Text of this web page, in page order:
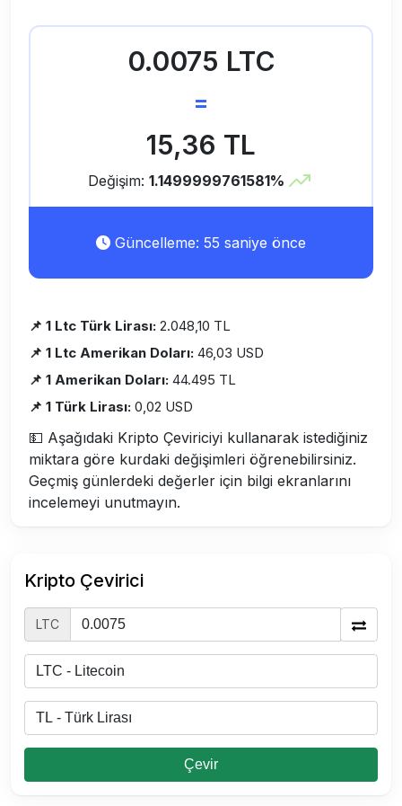
0.0075 LTC
=
15,36 TL
Değişim: 1.1499999761581%
Güncelleme: 55 saniye önce
📌 1 Ltc Türk Lirası: 2.048,10 TL
📌 1 Ltc Amerikan Doları: 46,03 USD
📌 1 Amerikan Doları: 44.495 TL
📌 1 Türk Lirası: 0,02 USD
💵 Aşağıdaki Kripto Çeviriciyi kullanarak istediğiniz
miktara göre kurdaki değişimleri öğrenebilirsiniz.
Geçmiş günlerdeki değerler için bilgi ekranlarını
incelemeyi unutmayın.
Kripto Çevirici
LTC
Çevir